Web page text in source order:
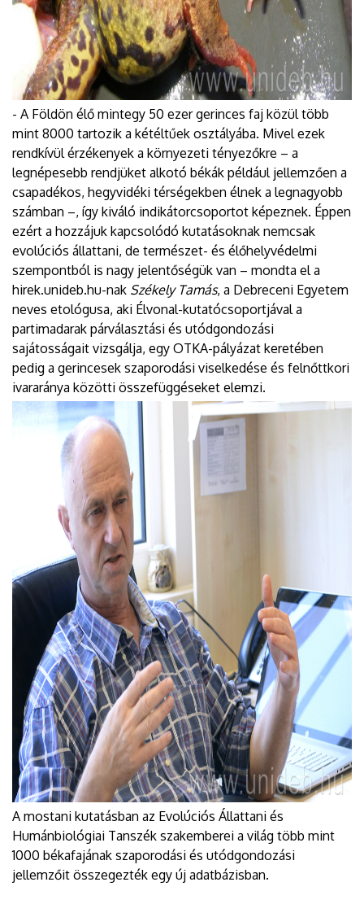
- A Földön élő mintegy 50 ezer gerinces faj közül több
mint 8000 tartozik a kétéltűek osztályába. Mivel ezek
rendkívül érzékenyek a környezeti tényezőkre – a
legnépesebb rendjüket alkotó békák például jellemzően a
csapadékos, hegyvidéki térségekben élnek a legnagyobb
számban –, így kiváló indikátorcsoportot képeznek. Éppen
ezért a hozzájuk kapcsolódó kutatásoknak nemcsak
evolúciós állattani, de természet- és élőhelyvédelmi
szempontból is nagy jelentőségük van – mondta el a
hirek.unideb.hu-nak Székely Tamás, a Debreceni Egyetem
neves etológusa, aki Élvonal-kutatócsoportjával a
partimadarak párválasztási és utódgondozási
sajátosságait vizsgálja, egy OTKA-pályázat keretében
pedig a gerincesek szaporodási viselkedése és felnőttkori
ivararánya közötti összefüggéseket elemzi.
A mostani kutatásban az Evolúciós Állattani és
Humánbiológiai Tanszék szakemberei a világ több mint
1000 békafajának szaporodási és utódgondozási
jellemzőit összegezték egy új adatbázisban.